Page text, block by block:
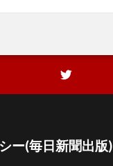
ー(毎日新聞出版)